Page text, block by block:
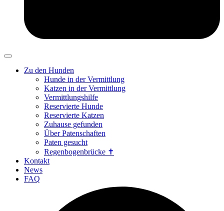
Zu den Hunden
Hunde in der Vermittlung
Katzen in der Vermittlung
Vermittlungshilfe
Reservierte Hunde
Reservierte Katzen
Zuhause gefunden
Über Patenschaften
Paten gesucht
Regenbogenbrücke ✝
Kontakt
News
FAQ